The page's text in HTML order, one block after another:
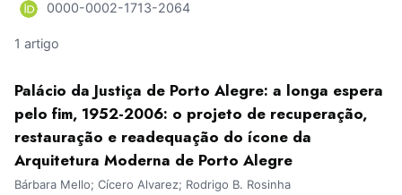
0000-0002-1713-2064
1 artigo
Palácio da Justiça de Porto Alegre: a longa espera
pelo fim, 1952-2006: o projeto de recuperação,
restauração e readequação do ícone da
Arquitetura Moderna de Porto Alegre
Bárbara Mello; Cícero Alvarez; Rodrigo B. Rosinha